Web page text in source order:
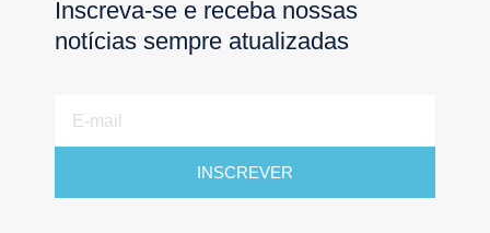
Inscreva-se e receba nossas
notícias sempre atualizadas
mail
INSCREVER